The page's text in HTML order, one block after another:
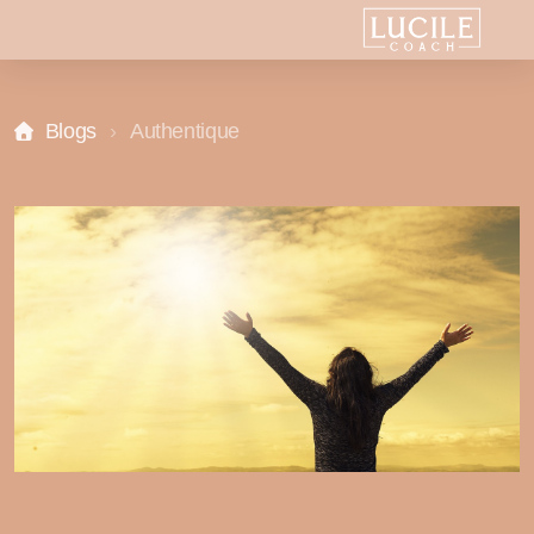
les clés du bonheur, comment s'épanouir, réussir sa vie,
Blogs Authentique
Qu'est ce que le coaching de vie ?
Comment se déroule mon accompagnement ?
À quels moments de la vie consulter un coach ?
Quels sont les bénéfices d'un coaching de vie ?